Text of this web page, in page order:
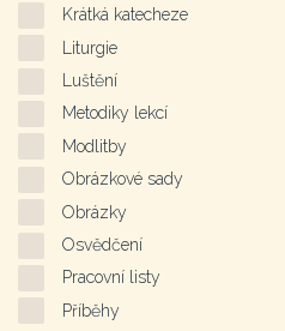
Krátká katecheze
Liturgie
Luštění
Metodiky lekcí
Modlitby
Obrázkové sady
Obrázky
Osvědčení
Pracovní listy
Příběhy